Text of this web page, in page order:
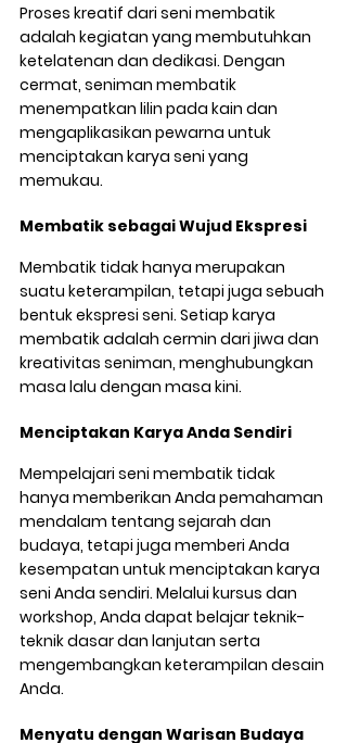
Proses kreatif dari seni membatik
adalah kegiatan yang membutuhkan
ketelatenan dan dedikasi. Dengan
cermat, seniman membatik
menempatkan lilin pada kain dan
mengaplikasikan pewarna untuk
menciptakan karya seni yang
memukau.
Membatik sebagai Wujud Ekspresi
Membatik tidak hanya merupakan
suatu keterampilan, tetapi juga sebuah
bentuk ekspresi seni. Setiap karya
membatik adalah cermin dari jiwa dan
kreativitas seniman, menghubungkan
masa lalu dengan masa kini.
Menciptakan Karya Anda Sendiri
Mempelajari seni membatik tidak
hanya memberikan Anda pemahaman
mendalam tentang sejarah dan
budaya, tetapi juga memberi Anda
kesempatan untuk menciptakan karya
seni Anda sendiri. Melalui kursus dan
workshop, Anda dapat belajar teknik-
teknik dasar dan lanjutan serta
mengembangkan keterampilan desain
Anda.
Menyatu dengan Warisan Budaya